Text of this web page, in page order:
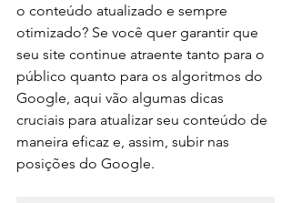
o conteúdo atualizado e sempre
otimizado? Se você quer garantir que
seu site continue atraente tanto para o
público quanto para os algoritmos do
Google, aqui vão algumas dicas
cruciais para atualizar seu conteúdo de
maneira eficaz e, assim, subir nas
posições do Google.